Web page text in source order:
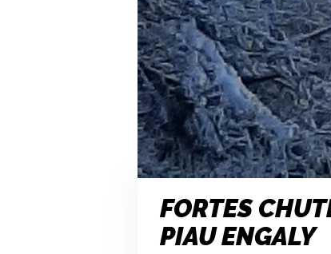
FORTES
PIAU ENGALY